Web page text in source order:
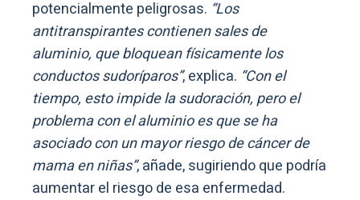
potencialmente peligrosas. “Los
antitranspirantes contienen sales de
aluminio, que bloquean físicamente los
conductos sudoríparos”, explica. “Con el
tiempo, esto impide la sudoración, pero el
problema con el aluminio es que se ha
asociado con un mayor riesgo de cáncer de
mama en niñas”, añade, sugiriendo que podría
aumentar el riesgo de esa enfermedad.